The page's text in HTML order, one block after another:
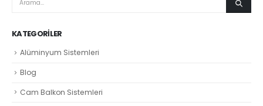
KATEGORILER
Alüminyum Sistemleri
Blog
Cam Balkon Sistemleri